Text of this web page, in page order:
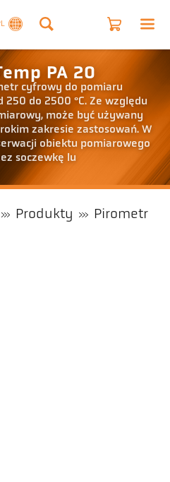
PA 20
cyfrowy do pomiaru
do 2500 °C. Ze względu
może być używany
zakresie zastosowań. W
obiektu pomiarowego
soczewkę lu
Produkty
Pirometr